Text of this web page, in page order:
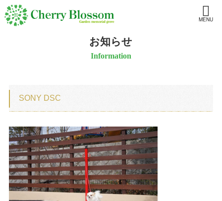
MENU
お知らせ
Information
SONY DSC